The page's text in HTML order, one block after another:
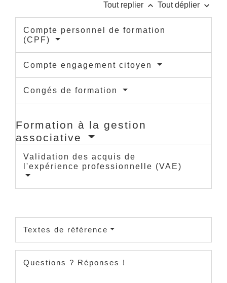
Tout replier keyboard_arrow_up Tout déplier keyboard_arrow_down
Compte personnel de formation
(CPF)
Compte engagement citoyen
Congés de formation
Formation à la gestion
associative
Validation des acquis de
l'expérience professionnelle (VAE)
Textes de référence
Questions ? Réponses !